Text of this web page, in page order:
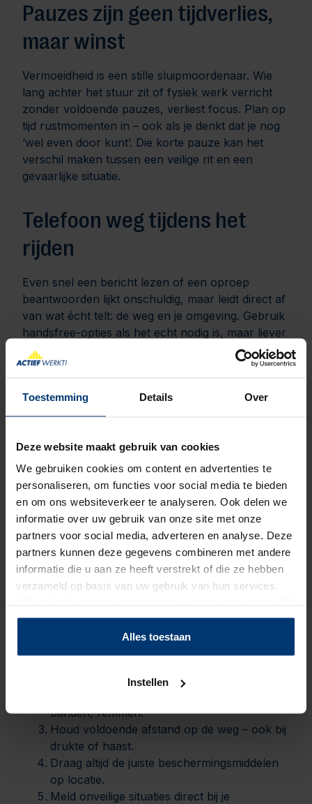
Toestemming Details Over
Deze website maakt gebruik van cookies
We gebruiken cookies om content en advertenties te
personaliseren, om functies voor social media te bieden
en om ons websiteverkeer te analyseren. Ook delen we
informatie over uw gebruik van onze site met onze
partners voor social media, adverteren en analyse. Deze
partners kunnen deze gegevens combineren met andere
informatie die u aan ze heeft verstrekt of die ze hebben
verzameld op basis van uw gebruik van hun services.
u liever geen cookies, klik dan op "instellen". Op onze
kunt u meer lezen over onze cookies.
Alles toestaan
Instellen
Pauzes zijn geen tijdverlies,
maar winst
Vermoeidheid is een stille sluipmoordenaar. Wie
lang achter het stuur zit of fysiek werk verricht
zonder voldoende pauzes, verliest focus. Plan op
tijd rustmomenten in – ook als je denkt dat je nog
‘wel even door kunt’. Die korte pauze kan het
verschil maken tussen een veilige rit en een
gevaarlijke situatie.
Telefoon weg tijdens het
rijden
Even snel een bericht lezen of een oproep
beantwoorden lijkt onschuldig, maar leidt direct af
van wat écht telt: de weg en je omgeving. Gebruik
handsfree-opties als het echt nodig is, maar liever
nog: laat de telefoon met rust tot je stilstaat. Niets
is zo belangrijk als jouw veiligheid – en die van
thuiskomen
Zowel op de weg als op het werk geldt: ogen
open, hoofd erbij. Kijk vooruit, wees alert op
onverwachte situaties en volg de
veiligheidsvoorschriften. Gebruik hulpmiddelen
zoals spiegels, veiligheidshesjes en werkinstructies
– ze zijn er niet voor niets.
Praktische tips voor mensen
die veel onderweg zijn
Stel navigatie en muziek in vóór je vertrekt.
banden, remmen.
Houd voldoende afstand op de weg – ook bij
drukte of haast.
Draag altijd de juiste beschermingsmiddelen
op locatie.
Meld onveilige situaties direct bij je